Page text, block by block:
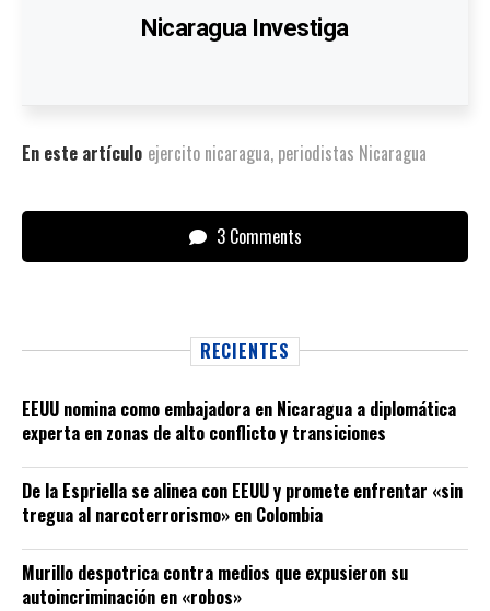
Nicaragua Investiga
En este artículo ejercito nicaragua, periodistas Nicaragua
3 Comments
RECIENTES
EEUU nomina como embajadora en Nicaragua a diplomática
experta en zonas de alto conflicto y transiciones
De la Espriella se alinea con EEUU y promete enfrentar «sin
tregua al narcoterrorismo» en Colombia
Murillo despotrica contra medios que expusieron su
autoincriminación en «robos»